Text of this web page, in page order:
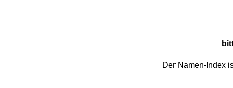
Der Namen-Index